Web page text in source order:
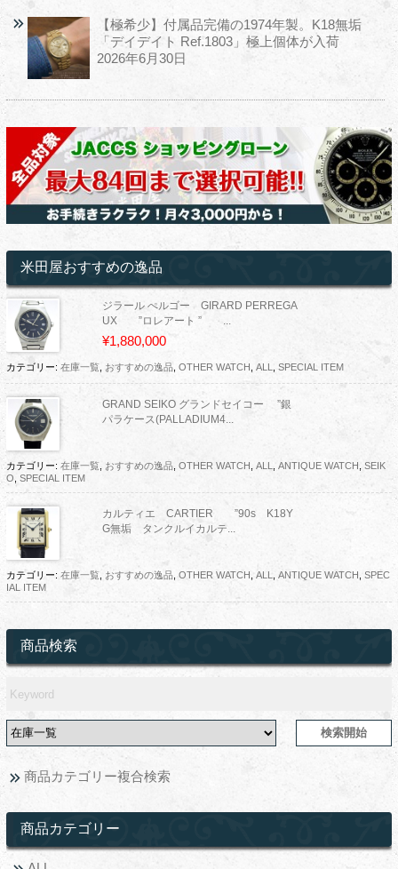
【極希少】付属品完備の1974年製。K18無垢
「デイデイト Ref.1803」極上個体が入荷
2026年6月30日
米田屋おすすめの逸品
ジラール ぺルゴー GIRARD PERREGA
UX ”ロレアート ” ...
¥1,880,000
カテゴリー: 在庫一覧, おすすめの逸品, OTHER WATCH ALL SPECIAL ITEM
GRAND SEIKO グランドセイコー ”銀
パラケース(PALLADIUM4...
カテゴリー: 在庫一覧, おすすめの逸品, OTHER WATCH ALL ANTIQUE WATCH SEIK
O SPECIAL ITEM
カルティエ CARTIER ”90s K18Y
G無垢 タンクルイカルテ...
カテゴリー: 在庫一覧, おすすめの逸品, OTHER WATCH ALL ANTIQUE WATCH
SPEC
IAL ITEM
商品検索
商品カテゴリー複合検索
商品カテゴリー